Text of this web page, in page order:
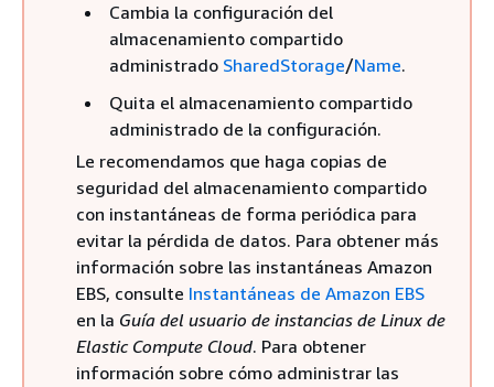
Cambia la configuración del
almacenamiento compartido
administrado SharedStorage/Name.
Quita el almacenamiento compartido
administrado de la configuración.
Le recomendamos que haga copias de
seguridad del almacenamiento compartido
con instantáneas de forma periódica para
evitar la pérdida de datos. Para obtener más
información sobre las instantáneas Amazon
EBS, consulte Instantáneas de Amazon EBS
en la Guía del usuario de instancias de Linux de
Elastic Compute Cloud. Para obtener
información sobre cómo administrar las